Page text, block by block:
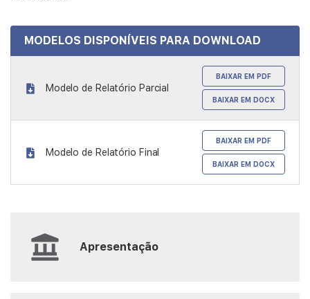
MODELOS DISPONÍVEIS PARA DOWNLOAD
Modelo de Relatório Parcial
BAIXAR EM PDF
BAIXAR EM DOCX
Modelo de Relatório Final
BAIXAR EM PDF
BAIXAR EM DOCX
Apresentação